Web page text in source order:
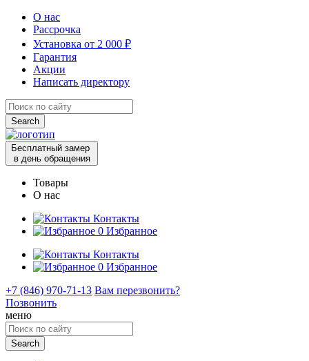
О нас
Рассрочка
Установка от 2 000 ₽
Гарантия
Акции
Написать директору
Search
for:
Бесплатный замер
в день обращения
Товары
О нас
Контакты
0 Избранное
Контакты
0 Избранное
+7 (846) 970-71-13 Вам перезвонить?
Позвонить
меню
Search
for: